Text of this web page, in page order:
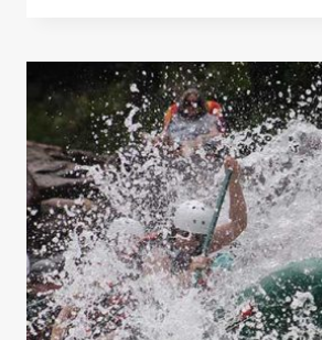
SER
TU
VIAJE
PARA
DESCUBRIR
FLORA
Y
FAUNA